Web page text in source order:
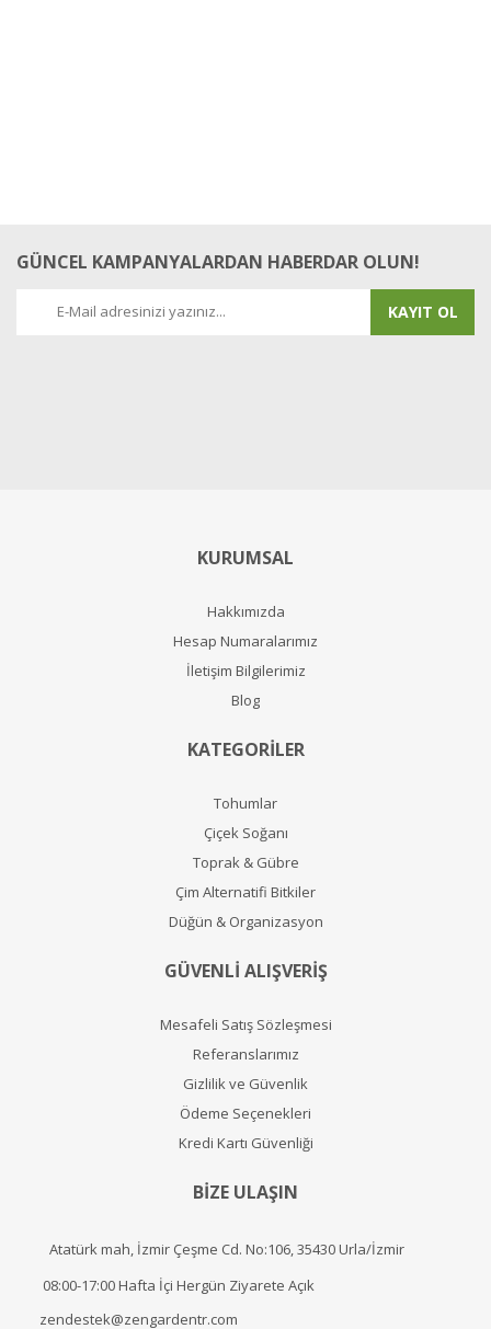
GÜNCEL KAMPANYALARDAN HABERDAR OLUN!
KAYIT OL
KURUMSAL
Hakkımızda
Hesap Numaralarımız
İletişim Bilgilerimiz
Blog
KATEGORİLER
Tohumlar
Çiçek Soğanı
Toprak & Gübre
Çim Alternatifi Bitkiler
Düğün & Organizasyon
GÜVENLİ ALIŞVERİŞ
Mesafeli Satış Sözleşmesi
Referanslarımız
Gizlilik ve Güvenlik
Ödeme Seçenekleri
Kredi Kartı Güvenliği
BİZE ULAŞIN
Atatürk mah, İzmir Çeşme Cd. No:106, 35430 Urla/İzmir
08:00-17:00 Hafta İçi Hergün Ziyarete Açık
zendestek@zengardentr.com